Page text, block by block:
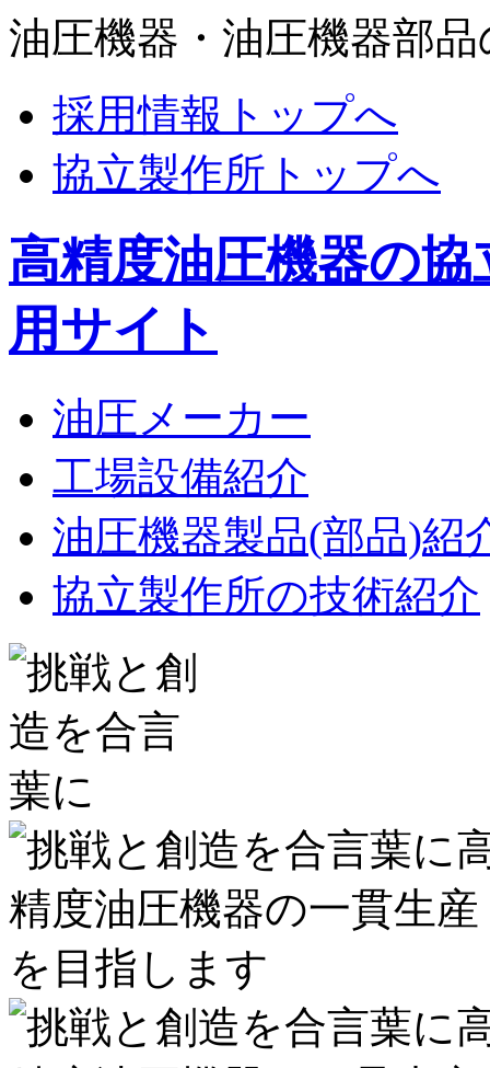
油圧機器・油圧機器部
採用情報トップへ
協立製作所トップへ
高精度油圧機器の
用サイト
油圧メーカー
工場設備紹介
油圧機器製品(部品)紹
協立製作所の技術紹介